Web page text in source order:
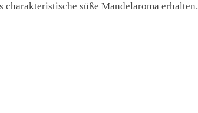
süße Mandelaroma erhalten.